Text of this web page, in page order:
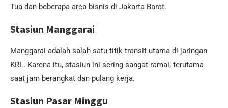
Tua dan beberapa area bisnis di Jakarta Barat.
Stasiun Manggarai
Manggarai adalah salah satu titik transit utama di jaringan
KRL. Karena itu, stasiun ini sering sangat ramai, terutama
saat jam berangkat dan pulang kerja.
Stasiun Pasar Minggu